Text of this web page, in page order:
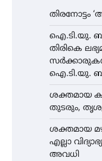
തിരനോട്ടം
ഐ.ടി.യു.
തിരികെ
ഐ.ടി.യു.
ശക്തമായ
തുടരും,
ശക്തമായ
എല്ലാ
അവധി